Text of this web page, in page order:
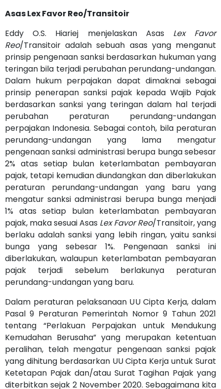
Asas Lex Favor Reo/Transitoir
Eddy O.S. Hiariej menjelaskan Asas Lex Favor
Reo/Transitoir adalah sebuah asas yang menganut
prinsip pengenaan sanksi berdasarkan hukuman yang
teringan bila terjadi perubahan perundang-undangan.
Dalam hukum perpajakan dapat dimaknai sebagai
prinsip penerapan sanksi pajak kepada Wajib Pajak
berdasarkan sanksi yang teringan dalam hal terjadi
perubahan peraturan perundang-undangan
perpajakan Indonesia. Sebagai contoh, bila peraturan
perundang-undangan yang lama mengatur
pengenaan sanksi administrasi berupa bunga sebesar
2% atas setiap bulan keterlambatan pembayaran
pajak, tetapi kemudian diundangkan dan diberlakukan
peraturan perundang-undangan yang baru yang
mengatur sanksi administrasi berupa bunga menjadi
1% atas setiap bulan keterlambatan pembayaran
pajak, maka sesuai Asas Lex Favor Reo/Transitoir, yang
berlaku adalah sanksi yang lebih ringan, yaitu sanksi
bunga yang sebesar 1%. Pengenaan sanksi ini
diberlakukan, walaupun keterlambatan pembayaran
pajak terjadi sebelum berlakunya peraturan
perundang-undangan yang baru.
Dalam peraturan pelaksanaan UU Cipta Kerja, dalam
Pasal 9 Peraturan Pemerintah Nomor 9 Tahun 2021
tentang “Perlakuan Perpajakan untuk Mendukung
Kemudahan Berusaha” yang merupakan ketentuan
peralihan, telah mengatur pengenaan sanksi pajak
yang dihitung berdasarkan UU Cipta Kerja untuk Surat
Ketetapan Pajak dan/atau Surat Tagihan Pajak yang
diterbitkan sejak 2 November 2020. Sebagaimana kita